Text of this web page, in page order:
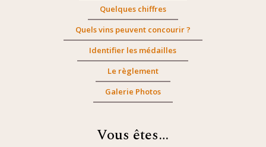
Quelques chiffres
Quels vins peuvent concourir ?
Identifier les médailles
Le règlement
Galerie Photos
Vous êtes…